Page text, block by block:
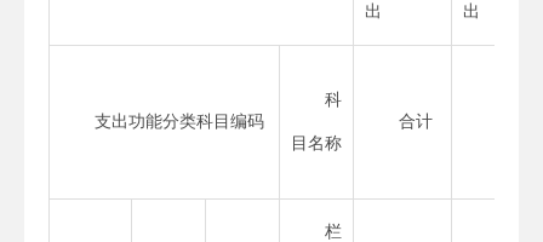
出 出
支出功能分类科目编码
科
目名称
合计
栏